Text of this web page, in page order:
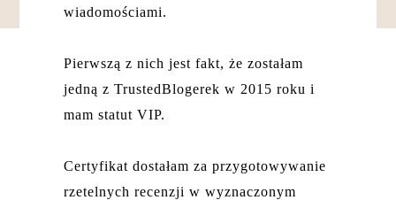
wiadomościami.
Pierwszą z nich jest fakt, że zostałam
jedną z TrustedBlogerek w 2015 roku i
mam statut VIP.
Certyfikat dostałam za przygotowywanie
rzetelnych recenzji w wyznaczonym